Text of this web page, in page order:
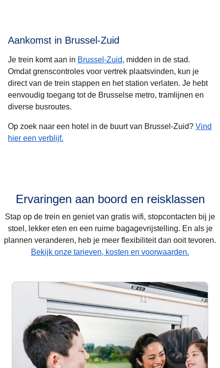
Aankomst in Brussel-Zuid
Je trein komt aan in Brussel-Zuid, midden in de stad.
Omdat grenscontroles voor vertrek plaatsvinden, kun je
direct van de trein stappen en het station verlaten. Je hebt
eenvoudig toegang tot de Brusselse metro, tramlijnen en
diverse busroutes.
Op zoek naar een hotel in de buurt van Brussel-Zuid? Vind
hier een verblijf.
Ervaringen aan boord en reisklassen
Stap op de trein en geniet van gratis wifi, stopcontacten bij je
stoel, lekker eten en een ruime bagagevrijstelling. En als je
plannen veranderen, heb je meer flexibiliteit dan ooit tevoren.
Bekijk onze tarieven, kosten en voorwaarden.